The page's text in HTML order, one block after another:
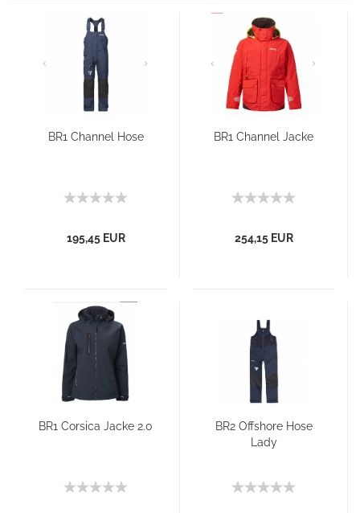
BR1 Channel Hose
195,45 EUR
BR1 Channel Jacke
254,15 EUR
BR1 Corsica Jacke 2.0
BR2 Offshore Hose
Lady